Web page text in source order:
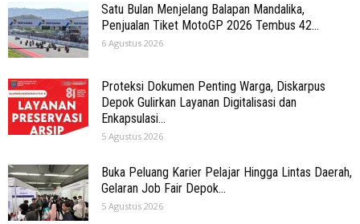
Satu Bulan Menjelang Balapan Mandalika,
Penjualan Tiket MotoGP 2026 Tembus 42...
6 Agustus 2026
Proteksi Dokumen Penting Warga, Diskarpus
Depok Gulirkan Layanan Digitalisasi dan
Enkapsulasi...
5 Agustus 2026
Buka Peluang Karier Pelajar Hingga Lintas Daerah,
Gelaran Job Fair Depok...
5 Agustus 2026